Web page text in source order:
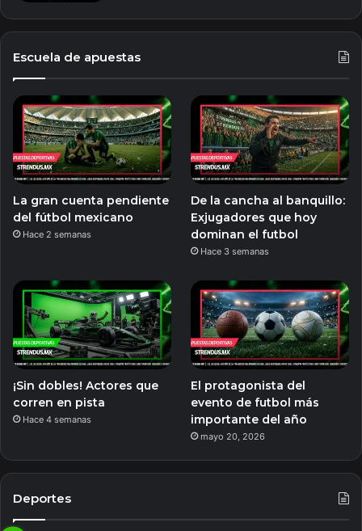
Escuela de apuestas
La gran cuenta pendiente
del fútbol mexicano
Hace 2 semanas
De la cancha al banquillo:
Exjugadores que hoy
dominan el futbol
Hace 3 semanas
¡Sin dobles! Actores que
corren en pista
Hace 4 semanas
El protagonista del
evento de futbol más
importante del año
mayo 20, 2026
Deportes